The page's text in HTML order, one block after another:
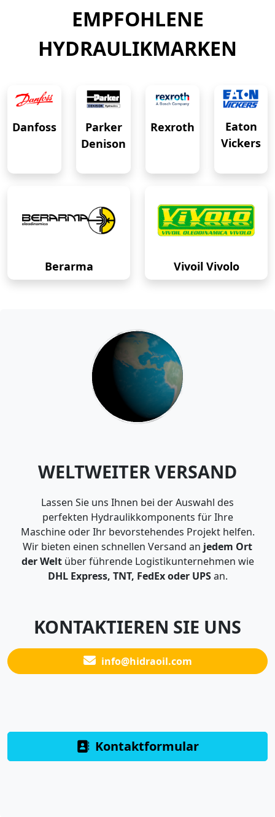
EMPFOHLENE
HYDRAULIKMARKEN
Danfoss
Parker
Denison
Rexroth
Eaton
Vickers
Berarma Vivoil Vivolo
WELTWEITER VERSAND
Lassen Sie uns Ihnen bei der Auswahl des
perfekten Hydraulikkomponents für Ihre
Maschine oder Ihr bevorstehendes Projekt helfen.
Wir bieten einen schnellen Versand an jedem Ort
der Weltüber führende Logistikunternehmen wie
DHL Express, TNT, FedEx oder UPSan.
KONTAKTIEREN SIE UNS
info@hidraoil.com
Kontaktformular